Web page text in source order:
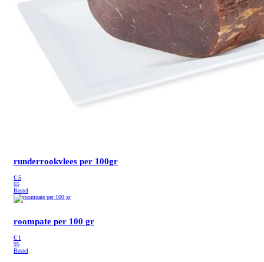
runderrookvlees per 100gr
€ 5
65
Bestel
roompate per 100 gr
€ 1
95
Bestel